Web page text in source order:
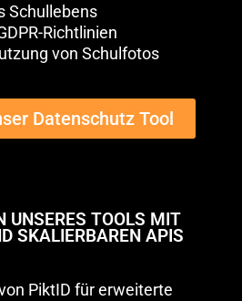
Schullebens
Richtlinien
von Schulfotos
Datenschutz Tool
UNSERES TOOLS MIT
SKALIERBAREN APIS
PiktID für erweiterte